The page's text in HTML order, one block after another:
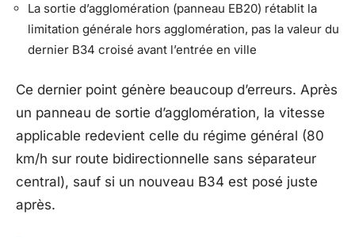
La sortie d’agglomération (panneau EB20) rétablit la
limitation générale hors agglomération, pas la valeur du
dernier B34 croisé avant l’entrée en ville
Ce dernier point génère beaucoup d’erreurs. Après
un panneau de sortie d’agglomération, la vitesse
applicable redevient celle du régime général (80
km/h sur route bidirectionnelle sans séparateur
central), sauf si un nouveau B34 est posé juste
après.